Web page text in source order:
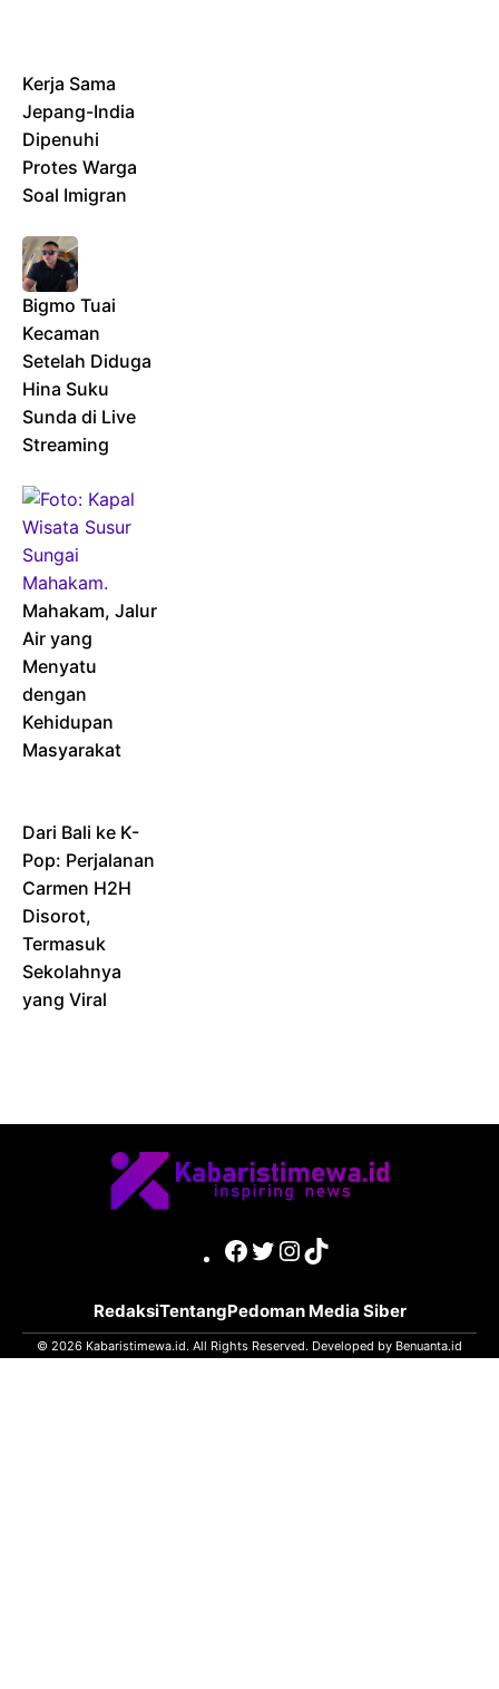
Kerja Sama
Jepang-India
Dipenuhi
Protes Warga
Soal Imigran
Bigmo Tuai
Kecaman
Setelah Diduga
Hina Suku
Sunda di Live
Streaming
Mahakam, Jalur
Air yang
Menyatu
dengan
Kehidupan
Masyarakat
Dari Bali ke K-
Pop: Perjalanan
Carmen H2H
Disorot,
Termasuk
Sekolahnya
yang Viral
Facebook
Twitter
Instagram
TikTok
RedaksiTentangPedoman Media Siber
© 2026 Kabaristimewa.id. All Rights Reserved. Developed by Benuanta.id